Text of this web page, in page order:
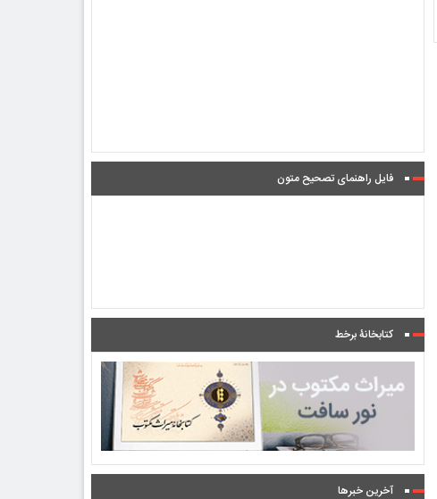
فایل راهنمای تصحیح متون
کتابخانۀ برخط
آخرین خبرها